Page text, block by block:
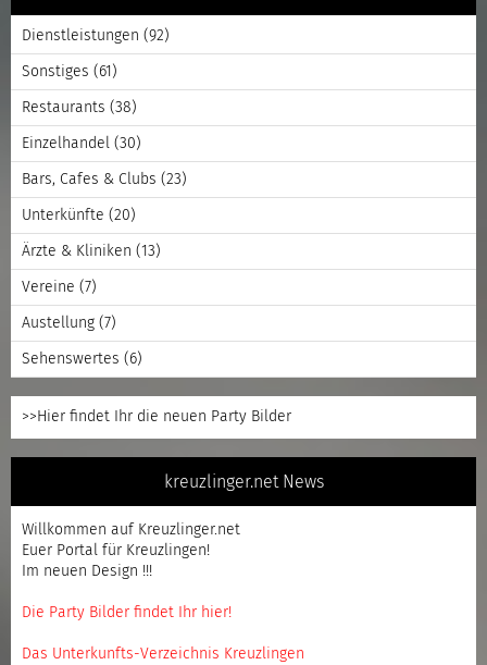
Dienstleistungen (92)
Sonstiges (61)
Restaurants (38)
Einzelhandel (30)
Bars, Cafes & Clubs (23)
Unterkünfte (20)
Ärzte & Kliniken (13)
Vereine (7)
Austellung (7)
Sehenswertes (6)
>>Hier findet Ihr die neuen Party Bilder
kreuzlinger.net News
Willkommen auf Kreuzlinger.net
Euer Portal für Kreuzlingen!
Im neuen Design !!!
Die Party Bilder findet Ihr hier!
Das Unterkunfts-Verzeichnis Kreuzlingen